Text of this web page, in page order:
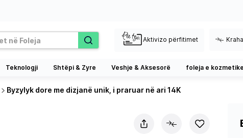
Aktivizo përfitimet
Teknologji Shtëpi & Zyre Veshje & Aksesorë foleja e
Byzylyk dore me dizjanë unik, i praruar në ari 14K